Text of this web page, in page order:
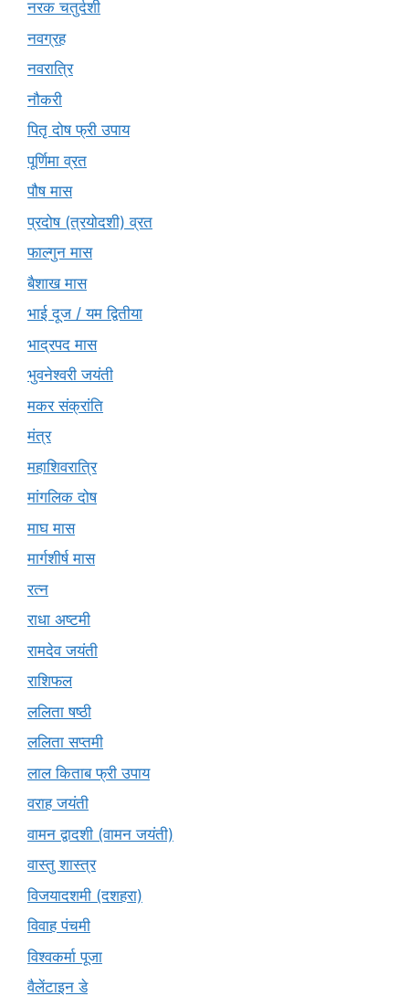
नरक चतुर्दशी
नवग्रह
नवरात्रि
नौकरी
पितृ दोष फ्री उपाय
पूर्णिमा व्रत
पौष मास
प्रदोष (त्रयोदशी) व्रत
फाल्गुन मास
बैशाख मास
भाई दूज / यम द्वितीया
भाद्रपद मास
भुवनेश्वरी जयंती
मकर संक्रांति
मंत्र
महाशिवरात्रि
मांगलिक दोष
माघ मास
मार्गशीर्ष मास
रत्न
राधा अष्टमी
रामदेव जयंती
राशिफल
ललिता षष्ठी
ललिता सप्तमी
लाल किताब फ्री उपाय
वराह जयंती
वामन द्वादशी (वामन जयंती)
वास्तु शास्त्र
विजयादशमी (दशहरा)
विवाह पंचमी
विश्वकर्मा पूजा
वैलेंटाइन डे